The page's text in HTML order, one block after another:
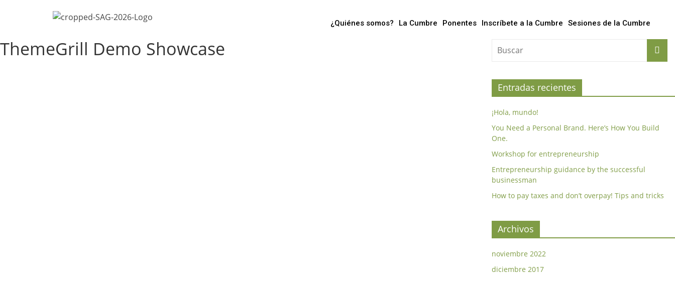
¿Quiénes somos? La Cumbre Ponentes Inscríbete a la Cumbre Sesiones de la Cumbre
ThemeGrill Demo Showcase
Entradas recientes
¡Hola, mundo!
You Need a Personal Brand. Here’s How You Build
One.
Workshop for entrepreneurship
Entrepreneurship guidance by the successful
businessman
How to pay taxes and don’t overpay! Tips and tricks
Archivos
noviembre 2022
diciembre 2017